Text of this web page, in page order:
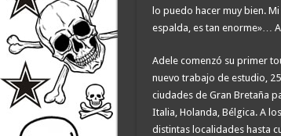
lo puedo hacer muy bien.
espalda, es tan enorme»…
Adele comenzó su primer
nuevo trabajo de estudio,
ciudades de Gran Bretaña
Italia, Holanda, Bélgica. A
distintas localidades hasta